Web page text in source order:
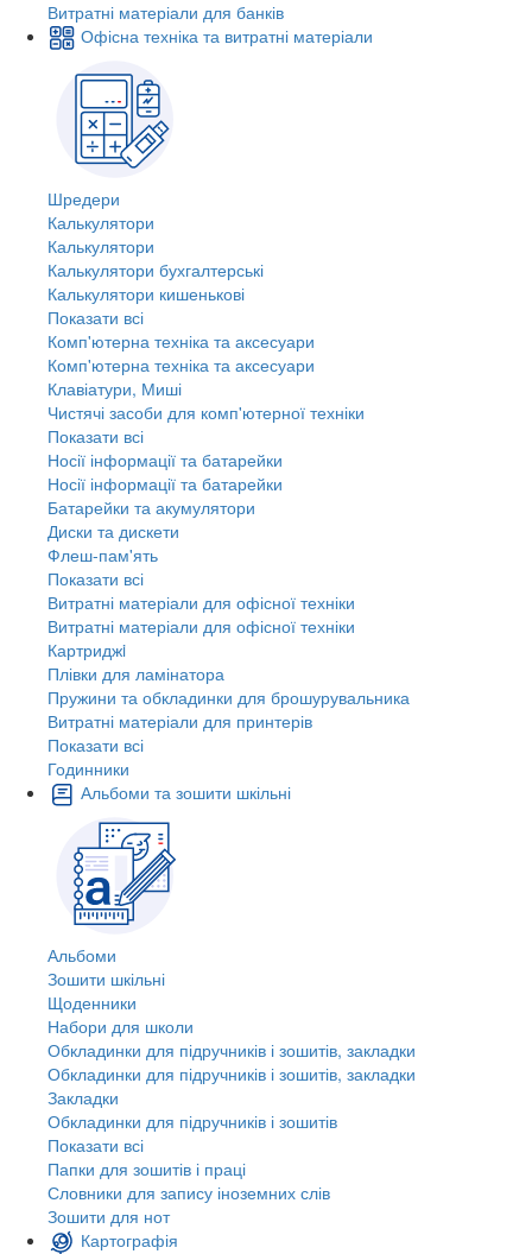
Витратні матеріали для банків
Офісна техніка та витратні матеріали
Шредери
Калькулятори
Калькулятори
Калькулятори бухгалтерські
Калькулятори кишенькові
Показати всі
Комп'ютерна техніка та аксесуари
Комп'ютерна техніка та аксесуари
Клавіатури, Миші
Чистячі засоби для комп'ютерної техніки
Показати всі
Носії інформації та батарейки
Носії інформації та батарейки
Батарейки та акумулятори
Диски та дискети
Флеш-пам'ять
Показати всі
Витратні матеріали для офісної техніки
Витратні матеріали для офісної техніки
Картриджi
Плівки для ламінатора
Пружини та обкладинки для брошурувальника
Витратні матеріали для принтерів
Показати всі
Годинники
Альбоми та зошити шкільні
Альбоми
Зошити шкільні
Щоденники
Набори для школи
Обкладинки для підручників і зошитів, закладки
Обкладинки для підручників і зошитів, закладки
Закладки
Обкладинки для підручників і зошитів
Показати всі
Папки для зошитів і праці
Словники для запису іноземних слів
Зошити для нот
Картографія